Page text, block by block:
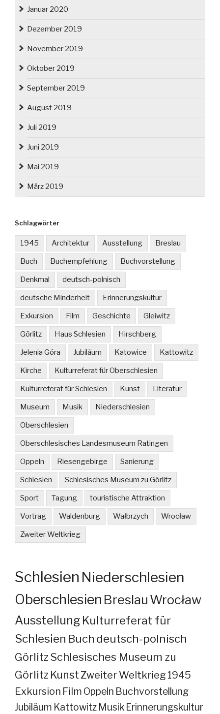
Januar 2020
Dezember 2019
November 2019
Oktober 2019
September 2019
August 2019
Juli 2019
Juni 2019
Mai 2019
März 2019
Schlagwörter
1945 Architektur Ausstellung Breslau
Buch Buchempfehlung Buchvorstellung
Denkmal deutsch-polnisch
deutsche Minderheit Erinnerungskultur
Exkursion Film Geschichte Gleiwitz
Görlitz Haus Schlesien Hirschberg
Jelenia Góra Jubiläum Katowice Kattowitz
Kirche Kulturreferat für Oberschlesien
Kulturreferat für Schlesien Kunst Literatur
Museum Musik Niederschlesien
Oberschlesien
Oberschlesisches Landesmuseum Ratingen
Oppeln Riesengebirge Sanierung
Schlesien Schlesisches Museum zu Görlitz
Sport Tagung touristische Attraktion
Vortrag Waldenburg Wałbrzych Wrocław
Zweiter Weltkrieg
Schlesien Niederschlesien
Oberschlesien Breslau Wrocław
Ausstellung Kulturreferat für
Schlesien Buch deutsch-polnisch
GörlitzSchlesisches Museum zu
Görlitz KunstZweiter Weltkrieg 1945
Exkursion Film Oppeln Buchvorstellung
Jubiläum Kattowitz Musik Erinnerungskultur